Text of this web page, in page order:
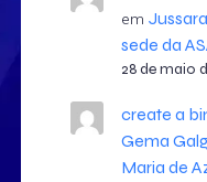
em
sede da
28 de maio
create a
Gema
Maria de